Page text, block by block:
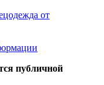
от
публичной